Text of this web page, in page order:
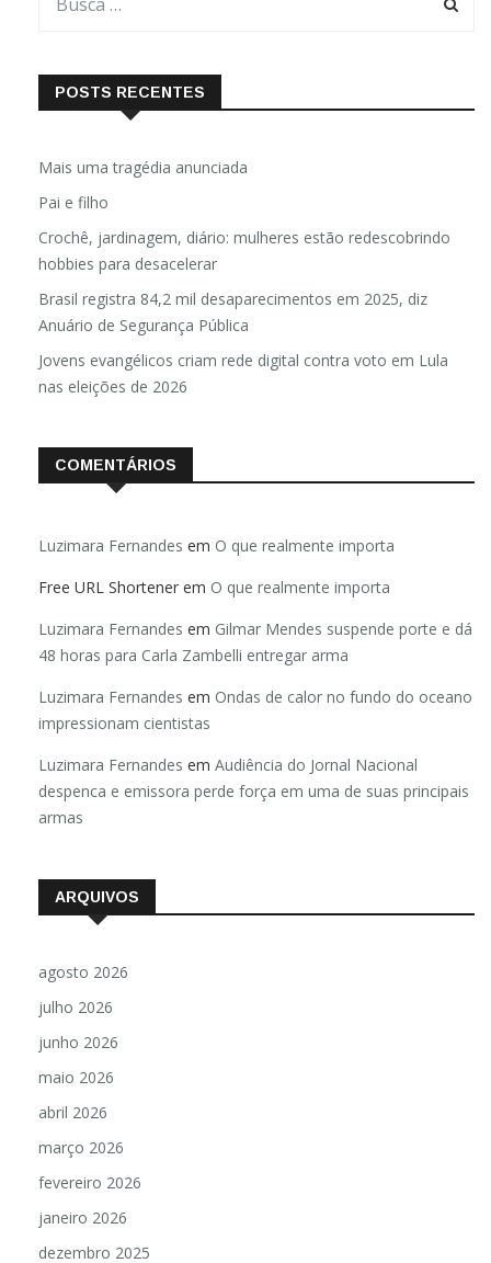
POSTS RECENTES
Mais uma tragédia anunciada
Pai e filho
Crochê, jardinagem, diário: mulheres estão redescobrindo
hobbies para desacelerar
Brasil registra 84,2 mil desaparecimentos em 2025, diz
Anuário de Segurança Pública
Jovens evangélicos criam rede digital contra voto em Lula
nas eleições de 2026
COMENTÁRIOS
Luzimara Fernandes em O que realmente importa
Free URL Shortener em O que realmente importa
Luzimara Fernandes em Gilmar Mendes suspende porte e dá
48 horas para Carla Zambelli entregar arma
Luzimara Fernandes em Ondas de calor no fundo do oceano
impressionam cientistas
Luzimara Fernandes em Audiência do Jornal Nacional
despenca e emissora perde força em uma de suas principais
armas
ARQUIVOS
agosto 2026
julho 2026
junho 2026
maio 2026
abril 2026
março 2026
fevereiro 2026
janeiro 2026
dezembro 2025